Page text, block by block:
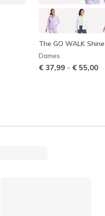
The GO WALK
Dames
€ 37,99 - € 55,00